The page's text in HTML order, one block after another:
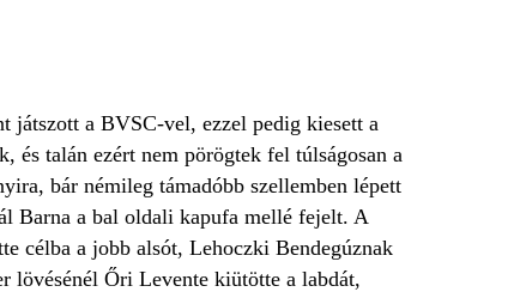
játszott a BVSC-vel, ezzel pedig kiesett a
és talán ezért nem pörögtek fel túlságosan a
bár némileg támadóbb szellemben lépett
Barna a bal oldali kapufa mellé fejelt. A
célba a jobb alsót, Lehoczki Bendegúznak
lövésénél Őri Levente kiütötte a labdát,